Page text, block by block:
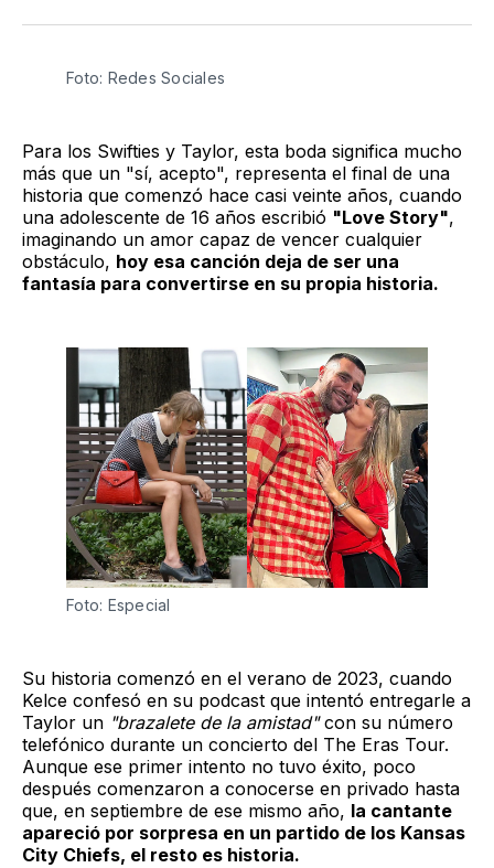
TwitterFacebook
LinkedIn
Email
Foto: Redes Sociales
Para los Swifties y Taylor, esta boda significa mucho
más que un "sí, acepto", representa el final de una
historia que comenzó hace casi veinte años, cuando
una adolescente de 16 años escribió "Love Story",
imaginando un amor capaz de vencer cualquier
obstáculo, hoy esa canción deja de ser una
fantasía para convertirse en su propia historia.
Foto: Especial
Su historia comenzó en el verano de 2023, cuando
Kelce confesó en su podcast que intentó entregarle a
Taylor un "brazalete de la amistad"con su número
telefónico durante un concierto del The Eras Tour.
Aunque ese primer intento no tuvo éxito, poco
después comenzaron a conocerse en privado hasta
que, en septiembre de ese mismo año, la cantante
apareció por sorpresa en un partido de los Kansas
City Chiefs, el resto es historia.